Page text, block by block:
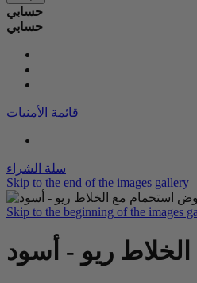
حسابي
حسابي
قائمة الأمنيات
سلة الشراء
Skip to the end of the images gallery
Skip to the beginning of the images
ريو - أسود